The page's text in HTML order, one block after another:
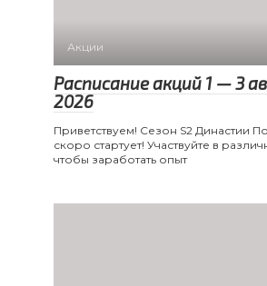
Акции
Расписание акций 1 — 3
2026
Приветствуем! Сезон S2 Династии
скоро стартует! Участвуйте в
чтобы заработать опыт